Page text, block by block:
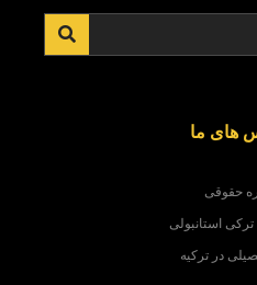
های ما
حقوقی
استانبولی
در ترکیه